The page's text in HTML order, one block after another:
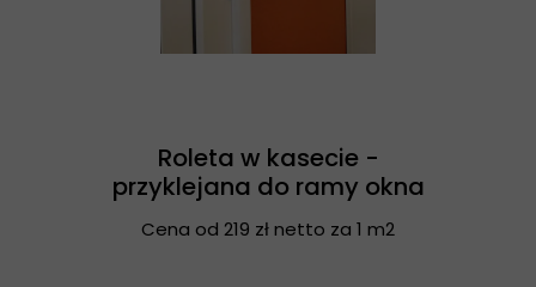
Roleta w kasecie -
przyklejana do ramy okna
Cena od 219 zł netto za 1 m2